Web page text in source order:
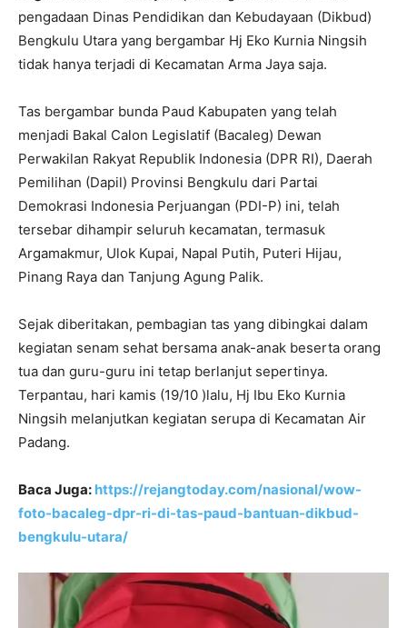
pengadaan Dinas Pendidikan dan Kebudayaan (Dikbud)
Bengkulu Utara yang bergambar Hj Eko Kurnia Ningsih
tidak hanya terjadi di Kecamatan Arma Jaya saja.
Tas bergambar bunda Paud Kabupaten yang telah
menjadi Bakal Calon Legislatif (Bacaleg) Dewan
Perwakilan Rakyat Republik Indonesia (DPR RI), Daerah
Pemilihan (Dapil) Provinsi Bengkulu dari Partai
Demokrasi Indonesia Perjuangan (PDI-P) ini, telah
tersebar dihampir seluruh kecamatan, termasuk
Argamakmur, Ulok Kupai, Napal Putih, Puteri Hijau,
Pinang Raya dan Tanjung Agung Palik.
Sejak diberitakan, pembagian tas yang dibingkai dalam
kegiatan senam sehat bersama anak-anak beserta orang
tua dan guru-guru ini tetap berlanjut sepertinya.
Terpantau, hari kamis (19/10 )lalu, Hj Ibu Eko Kurnia
Ningsih melanjutkan kegiatan serupa di Kecamatan Air
Padang.
Baca Juga: https://rejangtoday.com/nasional/wow-
foto-bacaleg-dpr-ri-di-tas-paud-bantuan-dikbud-
bengkulu-utara/